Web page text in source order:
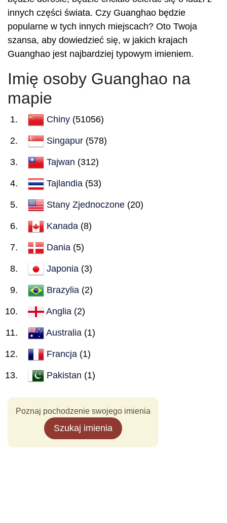
innych części świata. Czy Guanghao będzie
popularne w tych innych miejscach? Oto Twoja
szansa, aby dowiedzieć się, w jakich krajach
Guanghao jest najbardziej typowym imieniem.
Imię osoby Guanghao na
mapie
Chiny (51056)
Singapur (578)
Tajwan (312)
Tajlandia (53)
Stany Zjednoczone (20)
Kanada (8)
Dania (5)
Japonia (3)
Brazylia (2)
Anglia (2)
Australia (1)
Francja (1)
Pakistan (1)
Poznaj pochodzenie swojego imienia
Szukaj imienia